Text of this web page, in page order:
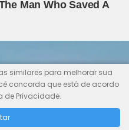
similares para melhorar sua
concorda que está de acordo
de Privacidade.